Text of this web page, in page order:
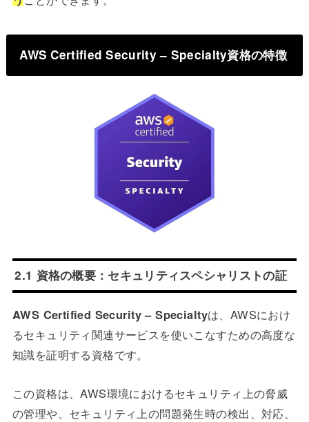
AWS Certified Security – Specialty資格の特徴
2.1 資格の概要：セキュリティスペシャリストの証
AWS Certified Security – Specialtyは、AWSにおけ
るセキュリティ関連サービスを使いこなすための高度な
知識を証明する資格です。
この資格は、AWS環境におけるセキュリティ上の脅威
の管理や、セキュリティ上の問題発生時の検出、対応、